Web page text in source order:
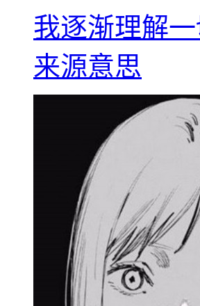
我逐渐理解
来源意思